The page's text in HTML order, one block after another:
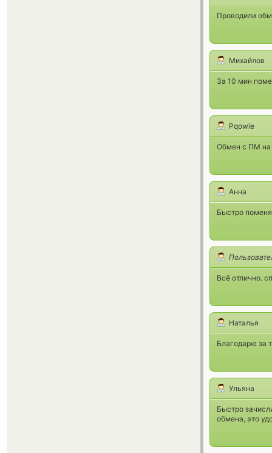
Проводили
Михайлов
За 10 мин
Pqowie
Обмен с ПМ на
Анна
Быстро
Всё отлично.
Наталья
Благодарю за
Ульяна
Быстро
обмена, это